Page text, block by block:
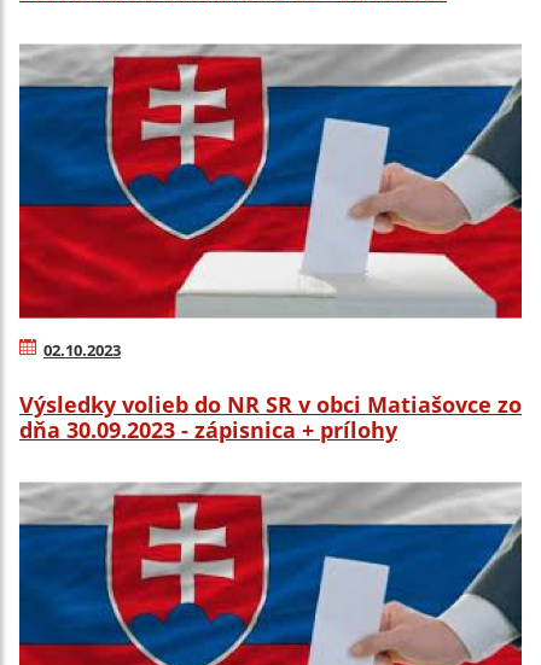
02.10.2023
Výsledky volieb do NR SR v obci Matiašovce zo
dňa 30.09.2023 - zápisnica + prílohy